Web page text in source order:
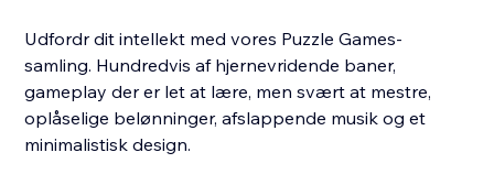
Udfordr dit intellekt med vores Puzzle Games-
samling. Hundredvis af hjernevridende baner,
gameplay der er let at lære, men svært at mestre,
oplåselige belønninger, afslappende musik og et
minimalistisk design.